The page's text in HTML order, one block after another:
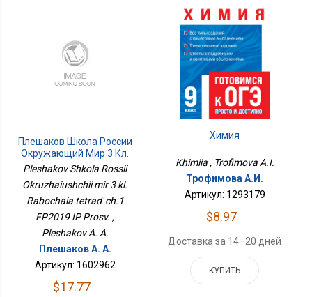
Плешаков Школа России
Окружающий Мир 3 Кл.
Рабочая Тетрадь Ч.1
Pleshakov Shkola Rossii
Okruzhaiushchii mir 3 kl.
Rabochaia tetrad' ch.1
FP2019 IP Prosv. ,
Pleshakov A. A.
Плешаков А. А.
Артикул: 1602962
$17.77
Химия
Khimiia , Trofimova A.I.
Трофимова А.И.
Артикул: 1293179
$8.97
Доставка за 14–20 дней
КУПИТЬ